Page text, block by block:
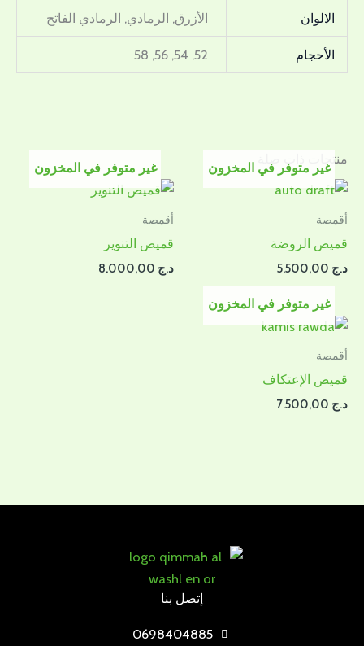
الالوان الأزرق, الرمادي, الرمادي الفاتح
الأحجام 52, 54, 56, 58
منتجات ذات صلة
غير متوفر في المخزون
أقمصة
قميص الروضة
د.ج
غير متوفر في المخزون
أقمصة
قميص التنوير
د.ج
غير متوفر في المخزون
أقمصة
قميص الإعتكاف
د.ج
إتصل بنا
0698404885